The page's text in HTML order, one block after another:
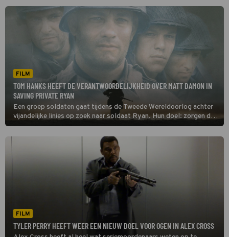
FILM
TOM HANKS HEEFT DE VERANTWOORDELIJKHEID OVER MATT DAMON IN
SAVING PRIVATE RYAN
Een groep soldaten gaat tijdens de Tweede Wereldoorlog achter
vijandelijke linies op zoek naar soldaat Ryan. Hun doel: zorgen dat
hij veilig thuiskomt.
FILM
TYLER PERRY HEEFT WEER EEN NIEUW DOEL VOOR OGEN IN ALEX CROSS